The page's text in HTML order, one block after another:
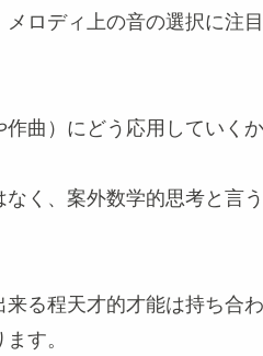
ロディ上の音の選択に注
曲）にどう応用していくか
く、案外数学的思考と言
る程天才的才能は持ち合
す。